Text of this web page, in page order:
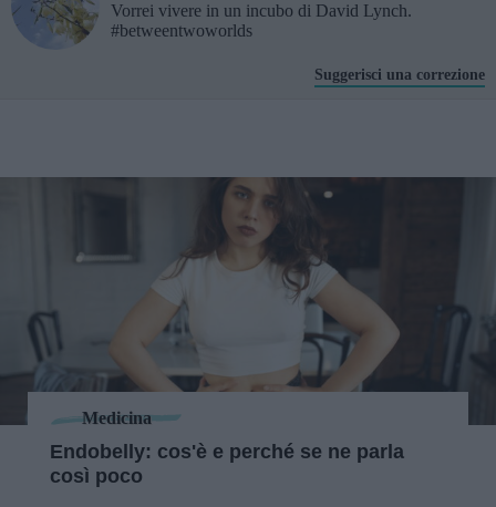
Vorrei vivere in un incubo di David Lynch.
#betweentwoworlds
Suggerisci una correzione
Medicina
Endobelly: cos'è e perché se ne parla
così poco